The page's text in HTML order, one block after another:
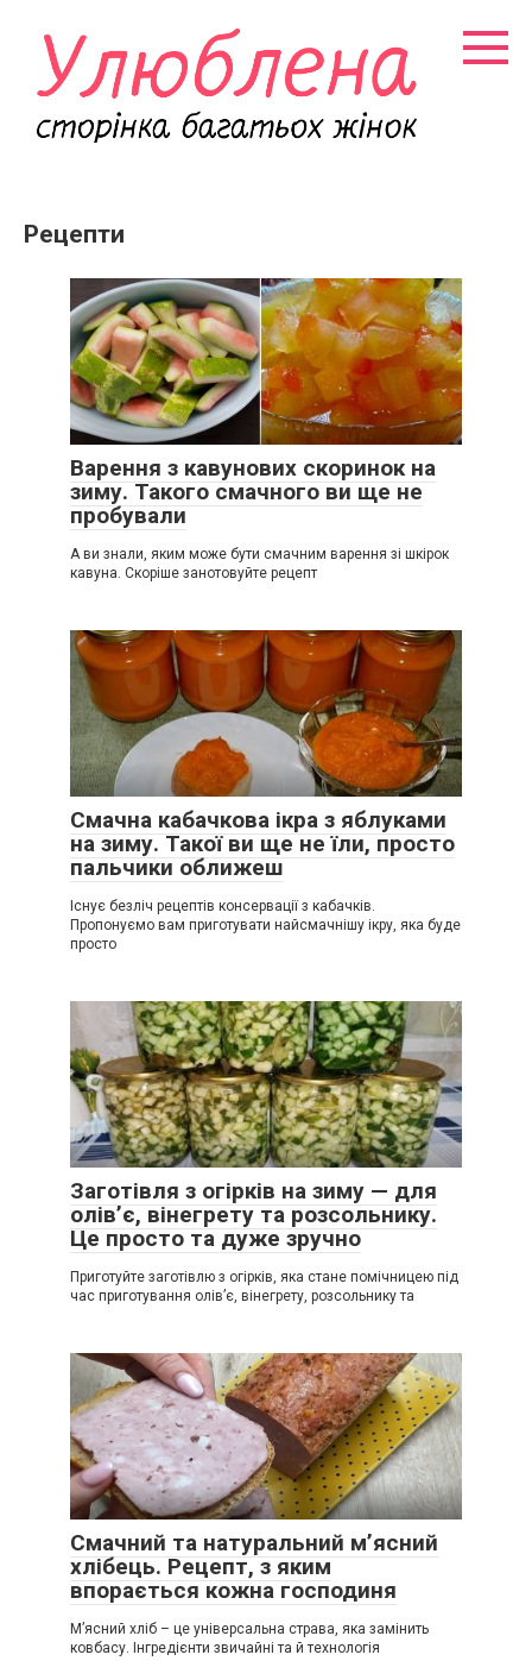
контенту
Рецепти
Варення з кавунових скоринок на
зиму. Такого смачного ви ще не
пробували
А ви знали, яким може бути смачним варення зі шкірок
кавуна. Скоріше занотовуйте рецепт
Смачна кабачкова ікра з яблуками
на зиму. Такої ви ще не їли, просто
пальчики оближеш
Існує безліч рецептів консервації з кабачків.
Пропонуємо вам приготувати найсмачнішу ікру, яка буде
просто
Заготівля з огірків на зиму — для
олів’є, вінегрету та розсольнику.
Це просто та дуже зручно
Приготуйте заготівлю з огірків, яка стане помічницею під
час приготування олів’є, вінегрету, розсольнику та
Смачний та натуральний м’ясний
хлібець. Рецепт, з яким
впорається кожна господиня
М’ясний хліб – це універсальна страва, яка замінить
ковбасу. Інгредієнти звичайні та й технологія